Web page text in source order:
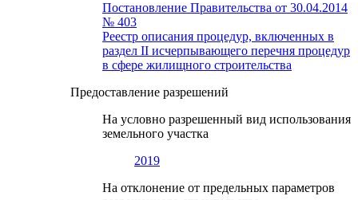
Постановление Правительства от 30.04.2014
№ 403
Реестр описания процедур, включенных в
раздел II исчерпывающего перечня процедур
в сфере жилищного строительства
Предоставление разрешений
На условно разрешенный вид использования
земельного участка
2019
На отклонение от предельных параметров